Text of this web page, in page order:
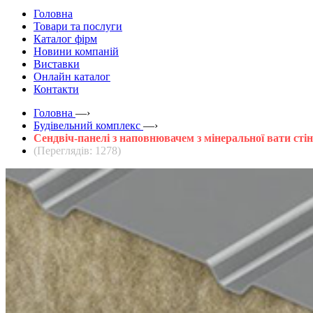
Головна
Товари та послуги
Каталог фірм
Новини компаній
Виставки
Онлайн каталог
Контакти
Головна —›
Будівельний комплекс —›
Сендвіч-панелі з наповнювачем з мінеральної вати
(Переглядів: 1278)